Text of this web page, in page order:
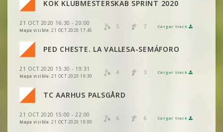
KOK KLUBMESTERSKAB SPRINT 2020
21 OCT 2020 16:30 - 20:00
Mapa visible: 21 OCT 2020 17:45
5 7 Cargar track
VER 2DRERUN
VER 2DRERUN
PED CHESTE. LA VALLESA-SEMÁFORO
21 OCT 2020 15:30 - 19:31
Mapa visible: 21 OCT 2020 19:30
4 3 Cargar track
VER 2DRERUN
VER 2DRERUN
VER 2DRERUN
TC AARHUS PALSGÅRD
21 OCT 2020 15:00 - 22:00
Mapa visible: 21 OCT 2020 18:00
6 6 Cargar track
VER
VER 2DRERUN
VER 2DRERUN
VER 2DRERUN
VER 2DRERUN